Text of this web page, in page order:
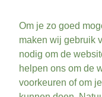
Om je zo goed
maken wij gebruik
nodig om de
helpen ons om de
voorkeuren of om